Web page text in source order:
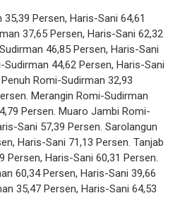
Persen, Haris-Sani 64,61
37,65 Persen, Haris-Sani 62,32
46,85 Persen, Haris-Sani
44,62 Persen, Haris-Sani
Romi-Sudirman 32,93
Merangin Romi-Sudirman
Persen. Muaro Jambi Romi-
Sani 57,39 Persen. Sarolangun
Haris-Sani 71,13 Persen. Tanjab
Persen, Haris-Sani 60,31 Persen.
60,34 Persen, Haris-Sani 39,66
35,47 Persen, Haris-Sani 64,53